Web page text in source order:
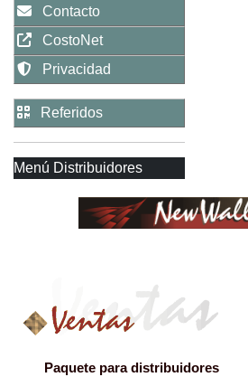
Contacto
CostoNet
Privacidad
Referidos
Menú Distribuidores
Paquete para distribuidores